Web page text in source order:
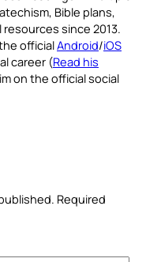
Bible plans,
since 2013.
officialAndroid/iOS
career (Read his
on the official social
Required